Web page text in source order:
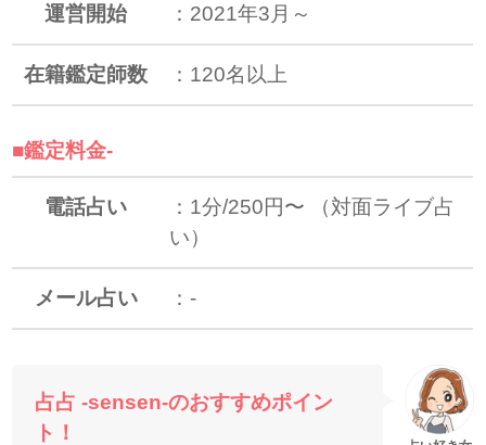
運営開始 ：2021年3月～
在籍鑑定師数 ：120名以上
■鑑定料金-
電話占い ： 1分/250円〜 （対面ライブ占
い）
メール占い ：-
占占 -sensen-のおすすめポイン
ト！